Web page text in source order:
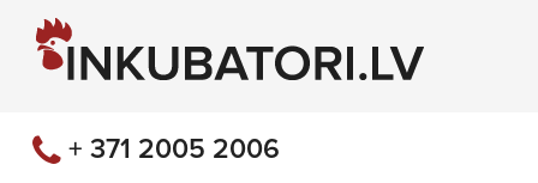
+ 371 2005 2006